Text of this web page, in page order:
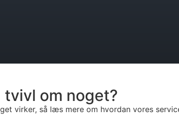
tvivl om noget?
virker, så læs mere om hvordan vores